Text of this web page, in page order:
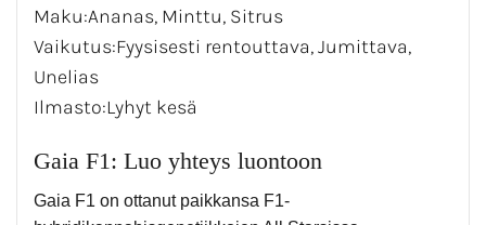
Maku:Ananas, Minttu, Sitrus
Vaikutus:Fyysisesti rentouttava, Jumittava,
Unelias
Ilmasto:Lyhyt kesä
Gaia F1: Luo yhteys luontoon
Gaia F1 on ottanut paikkansa F1-